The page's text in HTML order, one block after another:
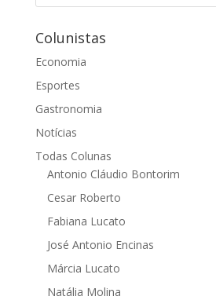
Colunistas
Economia
Esportes
Gastronomia
Notícias
Todas Colunas
Antonio Cláudio Bontorim
Cesar Roberto
Fabiana Lucato
José Antonio Encinas
Márcia Lucato
Natália Molina